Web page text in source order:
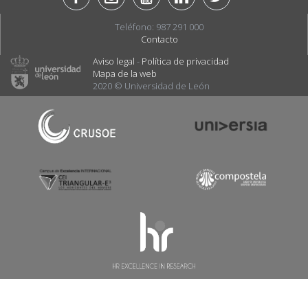
Teléfono: 987 291 000
Contacto
Aviso legal - Política de privacidad
Mapa de la web
2020 © Universidad de León